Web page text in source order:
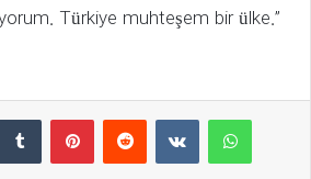
Türkiye muhteşem bir ülke.”
Tumblr PinterestReddit VKontakte